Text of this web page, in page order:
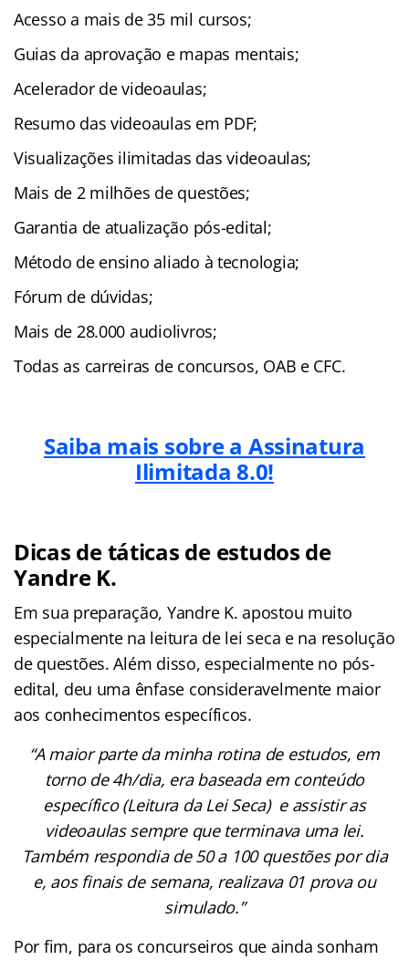
Acesso a mais de 35 mil cursos;
Guias da aprovação e mapas mentais;
Acelerador de videoaulas;
Resumo das videoaulas em PDF;
Visualizações ilimitadas das videoaulas;
Mais de 2 milhões de questões;
Garantia de atualização pós-edital;
Método de ensino aliado à tecnologia;
Fórum de dúvidas;
Mais de 28.000 audiolivros;
Todas as carreiras de concursos, OAB e CFC.
Saiba mais sobre a Assinatura
Ilimitada 8.0!
Dicas de táticas de estudos de
Yandre K.
Em sua preparação, Yandre K. apostou muito
especialmente na leitura de lei seca e na resolução
de questões. Além disso, especialmente no pós-
edital, deu uma ênfase consideravelmente maior
aos conhecimentos específicos.
“A maior parte da minha rotina de estudos, em
torno de 4h/dia, era baseada em conteúdo
específico (Leitura da Lei Seca) e assistir as
videoaulas sempre que terminava uma lei.
Também respondia de 50 a 100 questões por dia
e, aos finais de semana, realizava 01 prova ou
simulado.”
Por fim, para os concurseiros que ainda sonham